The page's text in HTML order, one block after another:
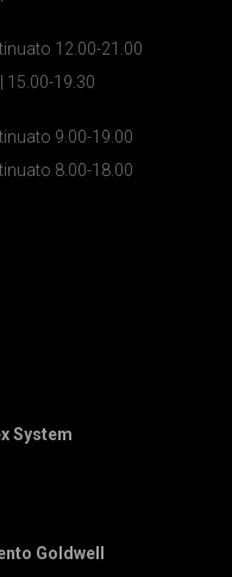
12.00-21.00
15.00-19.30
9.00-19.00
8.00-18.00
System
Goldwell